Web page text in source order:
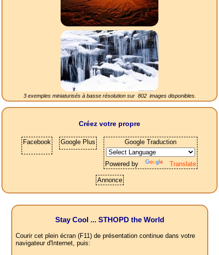
3 exemples miniaturisés à basse résolution sur 802images disponibles.
Créez votre propre
Facebook Google Plus Google Traduction
Powered by Translate
Annonce
Stay Cool ... STHOPD the World
Courir cet plein écran (F11) de présentation continue dans votre
navigateur d'Internet, puis: